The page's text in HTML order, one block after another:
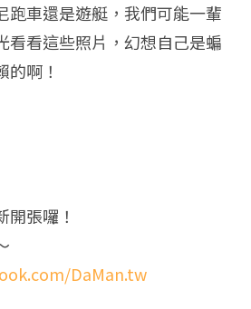
跑車還是遊艇，我們可能一輩
看看這些照片，幻想自己是蝙
啊！
開張囉！
DaMan.tw